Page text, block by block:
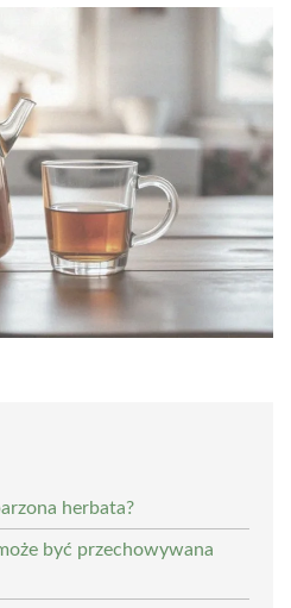
herbata?
być przechowywana